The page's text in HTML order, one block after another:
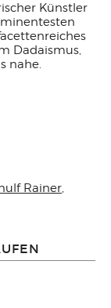
Künstler
Dadaismus,
nahe.
Rainer,